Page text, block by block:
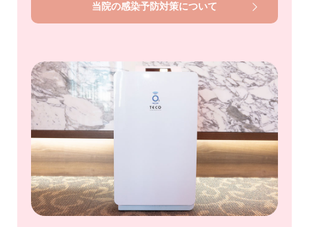
当院の感染予防対策について